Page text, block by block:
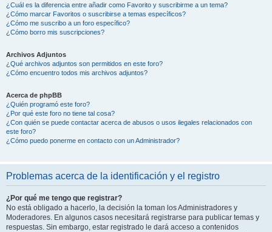
¿Cuál es la diferencia entre añadir como Favorito y suscribirme a un tema?
¿Cómo marcar Favoritos o suscribirse a temas específicos?
¿Cómo me suscribo a un foro específico?
¿Cómo borro mis suscripciones?
Archivos Adjuntos
¿Qué archivos adjuntos son permitidos en este foro?
¿Cómo encuentro todos mis archivos adjuntos?
Acerca de phpBB
¿Quién programó este foro?
¿Por qué este foro no tiene tal cosa?
¿Con quién se puede contactar acerca de abusos o usos ilegales relacionados con
este foro?
¿Cómo puedo ponerme en contacto con un Administrador?
Problemas acerca de la identificación y el registro
¿Por qué me tengo que registrar?
No está obligado a hacerlo, la decisión la toman los Administradores y
Moderadores. En algunos casos necesitará registrarse para publicar temas y
respuestas. Sin embargo, estar registrado le dará acceso a contenidos